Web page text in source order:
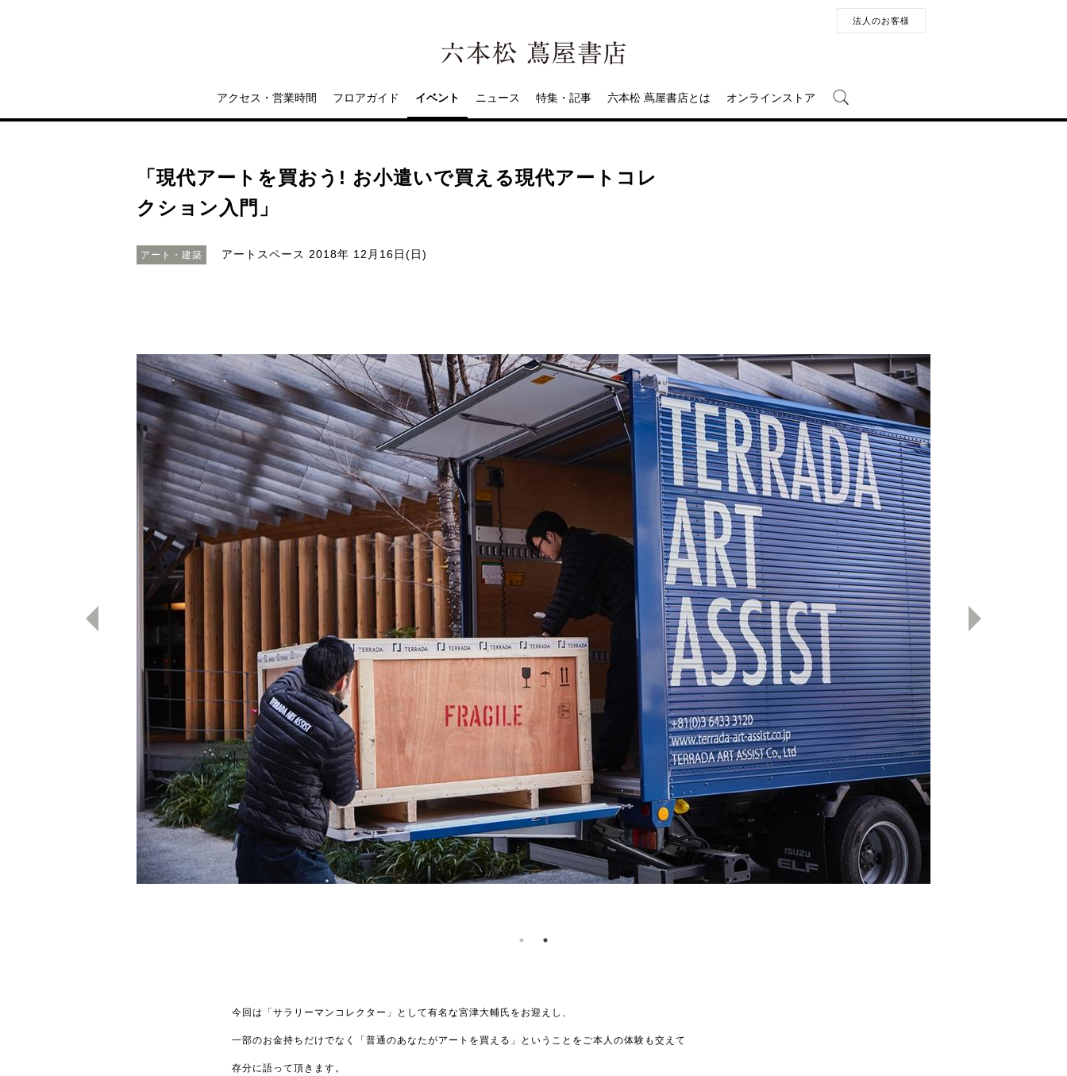
法人のお客様
アクセス・営業時間 フロアガイド イベント ニュース 特集・記事 六本松 蔦屋書店とは オンラインストア
「現代アートを買おう! お小遣いで買える現代アートコレ
クション入門」
アート・建築 アートスペース 2018年 12月16日(日)
今回は「サラリーマンコレクター」として有名な宮津大輔氏をお迎えし、
一部のお金持ちだけでなく「普通のあなたがアートを買える」ということをご本人の体験も交えて
存分に語って頂きます。